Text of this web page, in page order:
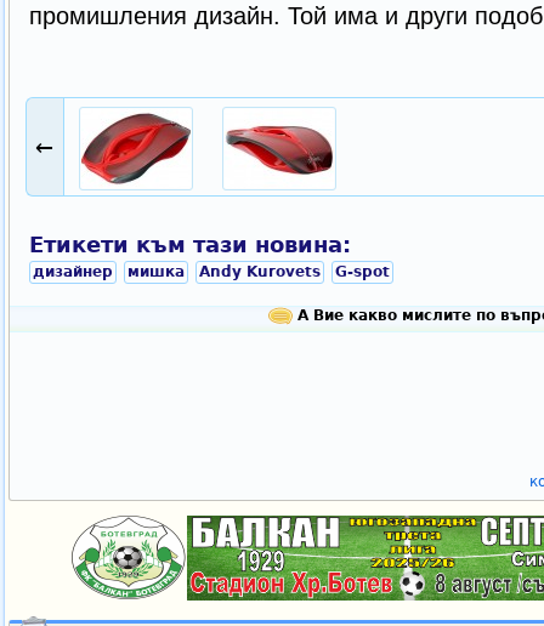
промишления дизайн. Той има и други
←
Етикети към тази новина:
дизайнер мишка Andy Kurovets G-spot
А Вие какво мислите по